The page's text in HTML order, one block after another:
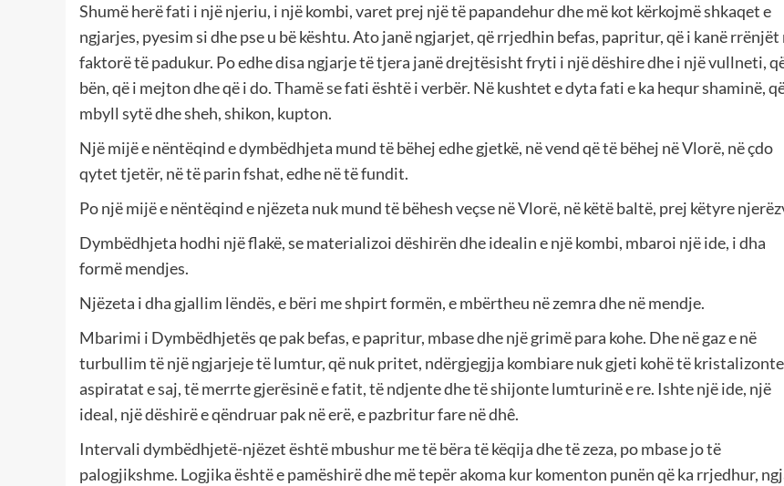
Shumë herë fati i një njeriu, i një kombi, varet prej një të papandehur dhe më kot kërkojmë shkaqet e
ngjarjes, pyesim si dhe pse u bë kështu. Ato janë ngjarjet, që rrjedhin befas, papritur, që i kanë rrënjët
faktorë të padukur. Po edhe disa ngjarje të tjera janë drejtësisht fryti i një dëshire dhe i një vullneti,
bën, që i mejton dhe që i do. Thamë se fati është i verbër. Në kushtet e dyta fati e ka hequr shaminë,
mbyll sytë dhe sheh, shikon, kupton.
Një mijë e nëntëqind e dymbëdhjeta mund të bëhej edhe gjetkë, në vend që të bëhej në Vlorë, në çdo
qytet tjetër, në të parin fshat, edhe në të fundit.
Po një mijë e nëntëqind e njëzeta nuk mund të bëhesh veçse në Vlorë, në këtë baltë, prej këtyre
Dymbëdhjeta hodhi një flakë, se materializoi dëshirën dhe idealin e një kombi, mbaroi një ide, i dha
formë mendjes.
Njëzeta i dha gjallim lëndës, e bëri me shpirt formën, e mbërtheu në zemra dhe në mendje.
Mbarimi i Dymbëdhjetës qe pak befas, e papritur, mbase dhe një grimë para kohe. Dhe në gaz e në
turbullim të një ngjarjeje të lumtur, që nuk pritet, ndërgjegjja kombiare nuk gjeti kohë të kristalizonte
aspiratat e saj, të merrte gjerësinë e fatit, të ndjente dhe të shijonte lumturinë e re. Ishte një ide, një
ideal, një dëshirë e qëndruar pak në erë, e pazbritur fare në dhê.
Intervali dymbëdhjetë-njëzet është mbushur me të bëra të këqija dhe të zeza, po mbase jo të
palogjikshme. Logjika është e pamëshirë dhe më tepër akoma kur komenton punën që ka rrjedhur,